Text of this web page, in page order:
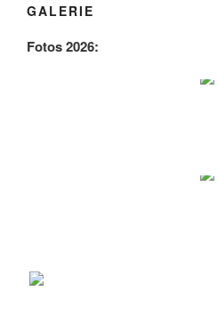
GALERIE
Fotos 2026: